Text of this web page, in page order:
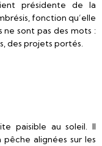
présidente de la
fonction qu’elle
ne sont pas des mots :
des projets portés.
paisible au soleil. Il
pêche alignées sur les